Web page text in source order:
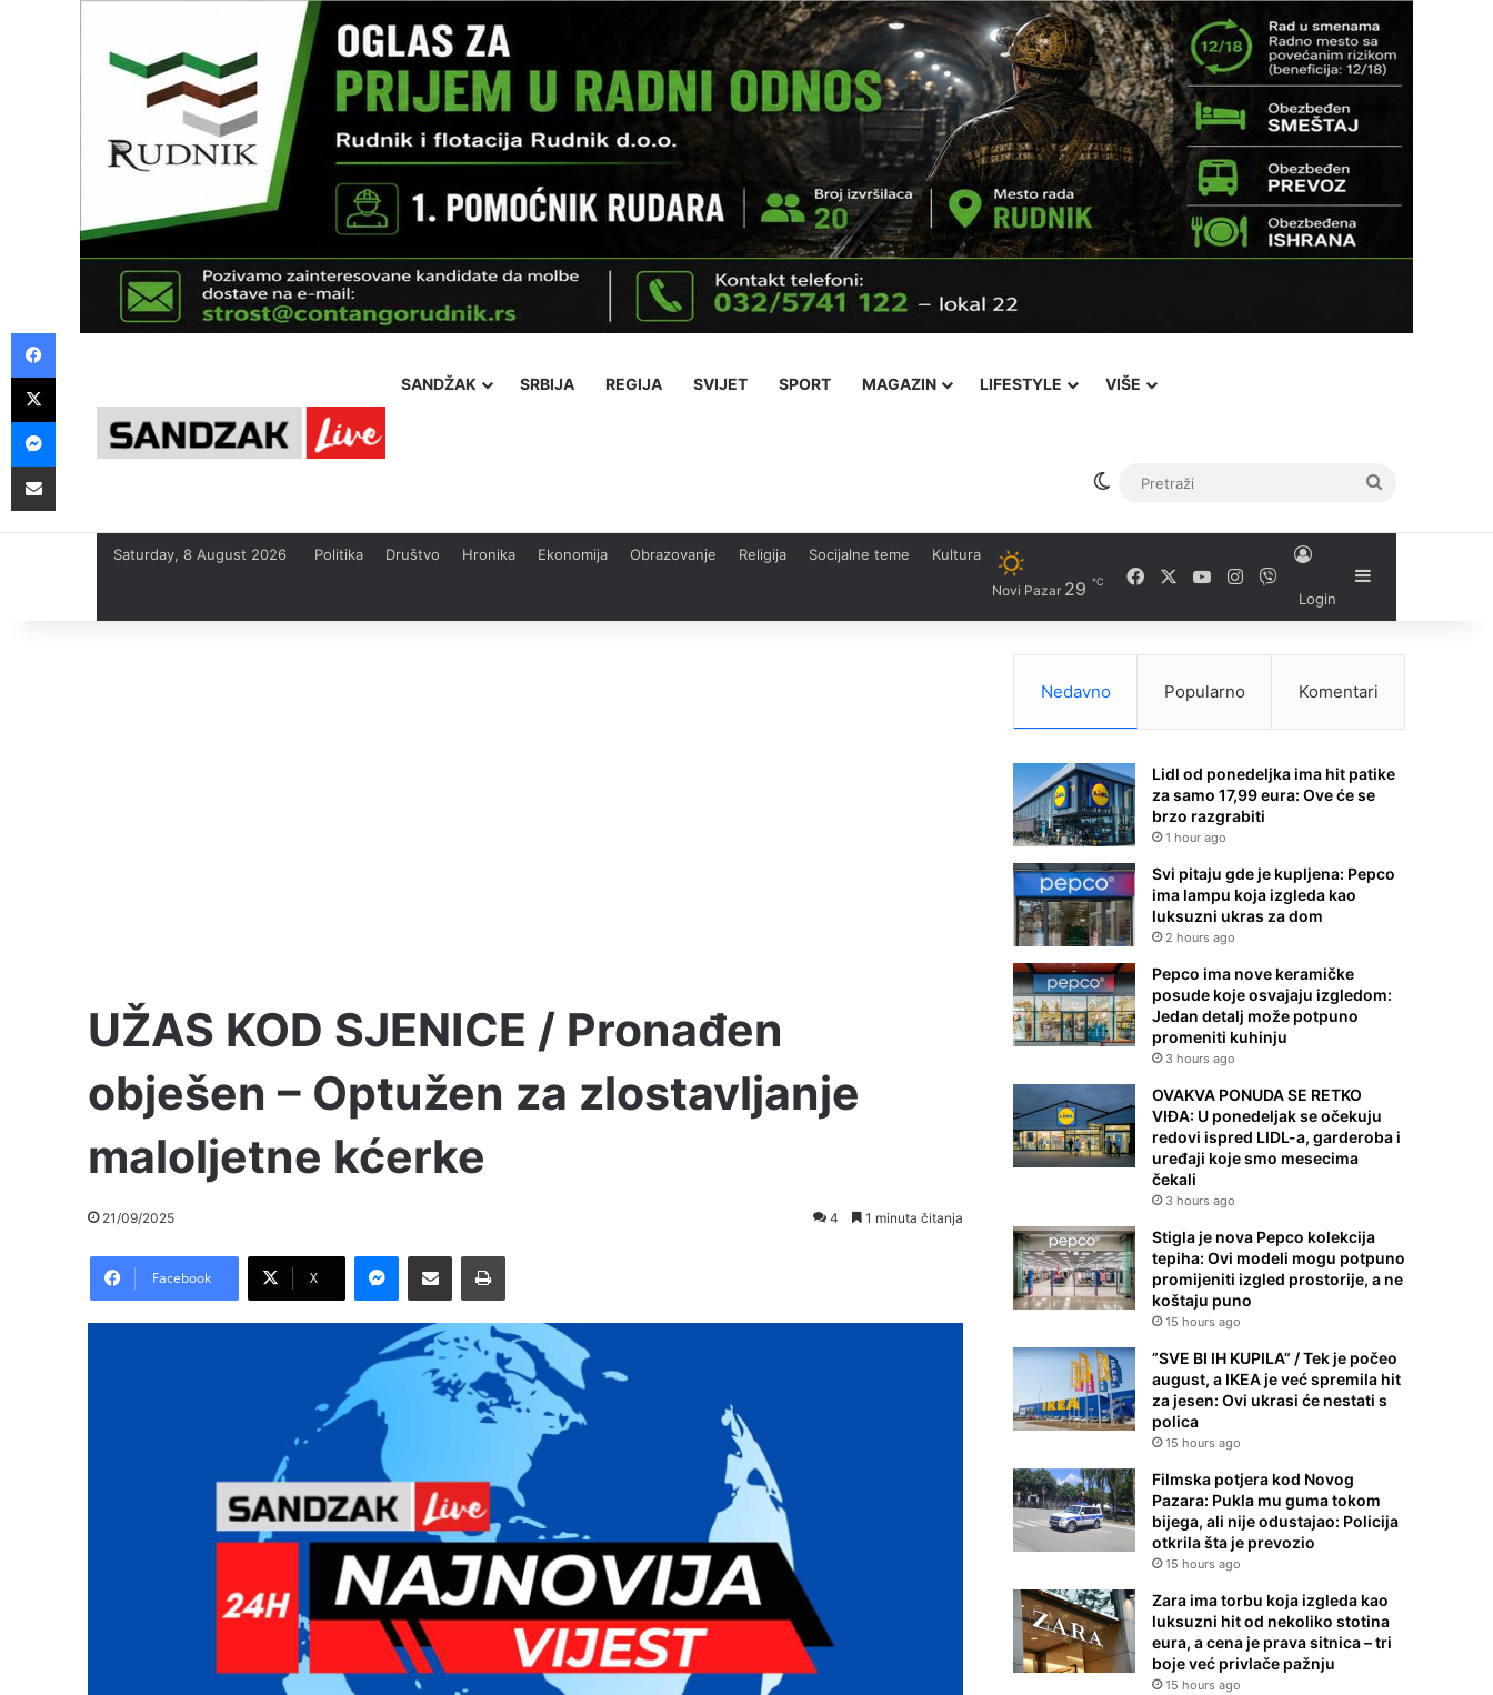
SANDŽAK SRBIJA REGIJA SVIJET SPORT MAGAZIN LIFESTYLE VIŠE
Switch skin
Saturday, 8 August 2026 Politika Društvo Hronika Ekonomija Obrazovanje Religija Socijalne teme Kultura
Novi Pazar 29 ℃ FacebookYouTubeInstagram
Viber
Login
Sidebar
UŽAS KOD SJENICE / Pronađen
obješen – Optužen za zlostavljanje
maloljetne kćerke
21/09/2025 4 1 minuta čitanja
Facebook X
Messenger
Pošalji preko E-Maila Printaj
Nedavno Popularno Komentari
Lidl od ponedeljka ima hit patike
za samo 17,99 eura: Ove će se
brzo razgrabiti
1 hour ago
Svi pitaju gde je kupljena: Pepco
ima lampu koja izgleda kao
luksuzni ukras za dom
2 hours ago
Pepco ima nove keramičke
posude koje osvajaju izgledom:
Jedan detalj može potpuno
promeniti kuhinju
3 hours ago
OVAKVA PONUDA SE RETKO
VIĐA: U ponedeljak se očekuju
redovi ispred LIDL-a, garderoba i
uređaji koje smo mesecima
čekali
3 hours ago
Stigla je nova Pepco kolekcija
tepiha: Ovi modeli mogu potpuno
promijeniti izgled prostorije, a ne
koštaju puno
15 hours ago
”SVE BI IH KUPILA” / Tek je počeo
august, a IKEA je već spremila hit
za jesen: Ovi ukrasi će nestati s
polica
15 hours ago
Filmska potjera kod Novog
Pazara: Pukla mu guma tokom
bijega, ali nije odustajao: Policija
otkrila šta je prevozio
15 hours ago
Zara ima torbu koja izgleda kao
luksuzni hit od nekoliko stotina
eura, a cena je prava sitnica – tri
boje već privlače pažnju
15 hours ago
Facebook
X
Messenger
Pošalji preko E-Maila